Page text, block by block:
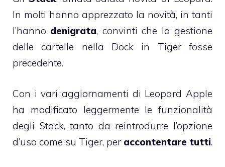
In molti hanno apprezzato la novità, in tanti
l’hanno denigrata, convinti che la gestione
delle cartelle nella Dock in Tiger fosse
precedente.
Con i vari aggiornamenti di Leopard Apple
ha modificato leggermente le funzionalità
degli Stack, tanto da reintrodurre l’opzione
d’uso come su Tiger, per accontentare tutti.